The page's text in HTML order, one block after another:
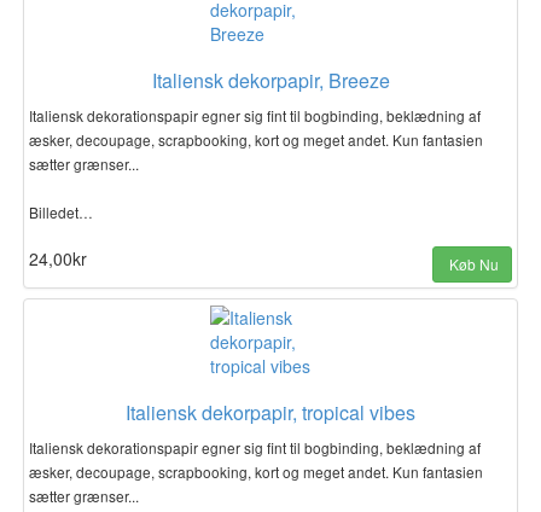
Italiensk dekorpapir, Breeze
Italiensk dekorationspapir egner sig fint til bogbinding, beklædning af
æsker, decoupage, scrapbooking, kort og meget andet. Kun fantasien
sætter grænser...
Billedet…
24,00kr Køb Nu
Italiensk dekorpapir, tropical vibes
Italiensk dekorationspapir egner sig fint til bogbinding, beklædning af
æsker, decoupage, scrapbooking, kort og meget andet. Kun fantasien
sætter grænser...